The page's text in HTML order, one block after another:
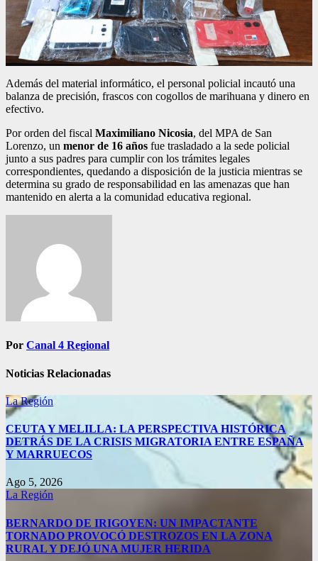
Además del material informático, el personal policial incautó una
balanza de precisión, frascos con cogollos de marihuana y dinero en
efectivo.
Por orden del fiscal Maximiliano Nicosia, del MPA de San
Lorenzo, un menor de 16 años fue trasladado a la sede policial
junto a sus padres para cumplir con los trámites legales
correspondientes, quedando a disposición de la justicia mientras se
determina su grado de responsabilidad en las amenazas que han
mantenido en alerta a la comunidad educativa regional.
entradas
Por Canal 4 Regional
Noticias Relacionadas
La Región
CEUTA Y MELILLA: LA PERSPECTIVA HISTÓRICA
DETRÁS DE LA CRISIS MIGRATORIA ENTRE ESPAÑA
Y MARRUECOS
Ago 5, 2026
La Región
BERNARDO DE IRIGOYEN: UN IMPACTANTE
TORNADO PROVOCÓ DESTROZOS EN LA ZONA
RURAL Y DEJÓ UNA MUJER HERIDA